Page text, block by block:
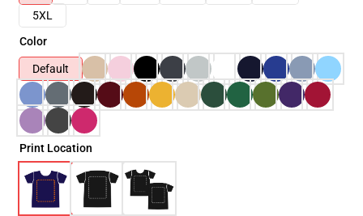
5XL
Color
Default
Print Location